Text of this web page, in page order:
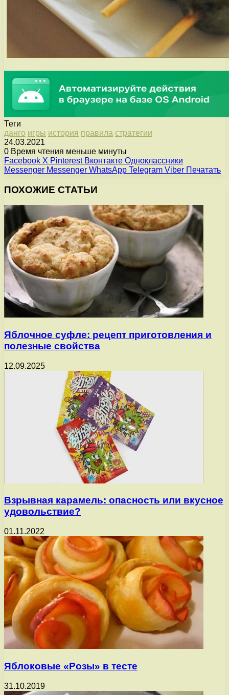
Теги
данго игры история правила стратегии
24.03.2021
0 Время чтения меньше минуты
Facebook X Pinterest Вконтакте Одноклассники
Messenger Messenger WhatsApp Telegram Viber Печатать
ПОХОЖИЕ СТАТЬИ
Яблочное суфле: рецепт приготовления и
полезные свойства
12.09.2025
Взрывная карамель: опасность или вкусное
удовольствие?
01.11.2022
Яблоковые «Розы» в тесте
31.10.2019